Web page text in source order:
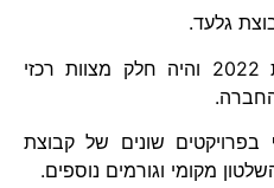
גלעד.
אביתר הצטרף לגלעד בשנת 2022 והיה חלק מצוות רכזי
שונים של קבוצת
מקומי וגורמים נוספים.